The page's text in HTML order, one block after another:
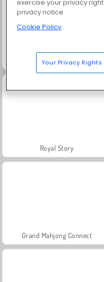
Farm Merge Valley
Royal Story
Grand Mahjong Connect
exercise your privacy
privacy notice
Cookie Policy
Your Privacy Rights